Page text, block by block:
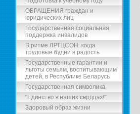
ОБРАЩЕНИЯ граждан и
юридических лиц
Государственная социальная
поддержка инвалидов
В ритме ЛРТЦСОН: когда
трудовые будни в радость
Государственные гарантии и
льготы семьям, воспитывающим
детей, в Республике Беларусь
Государственная символика
"Единство в наших сердцах!"
Здоровый образ жизни